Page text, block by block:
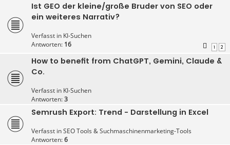
Ist GEO der kleine/große Bruder von SEO oder
ein weiteres Narrativ?
Verfasst in KI-Suchen
Antworten: 16 1 2
How to benefit from ChatGPT, Gemini, Claude &
Co.
Verfasst in KI-Suchen
Antworten:3
Semrush Export: Trend - Darstellung in Excel
Verfasst inSEO Tools & Suchmaschinenmarketing-Tools
Antworten:6